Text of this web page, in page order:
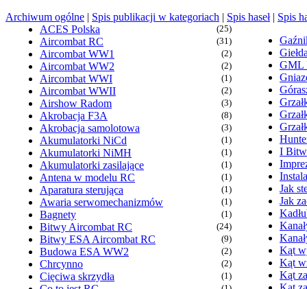
Archiwum ogólne | Spis publikacji w kategoriach | Spis haseł| Spis
ACES Polska
(25)
Aircombat RC (31)
Aircombat WW1 (2)
Aircombat WW2 (2)
Aircombat WWI (1)
Aircombat WWII (2)
Airshow Radom (3)
Akrobacja F3A (8)
Akrobacja samolotowa (3)
Akumulatorki NiCd (1)
Akumulatorki NiMH (1)
Akumulatorki zasilające (1)
Antena w modelu RC (1)
Aparatura sterująca (1)
Awaria serwomechanizmów (1)
Bagnety (1)
Bitwy Aircombat RC (24)
Bitwy ESA Aircombat RC (9)
Budowa ESA WW2 (2)
Chrcynno (2)
Cięciwa skrzydła (1)
GML
I
Jak
Jak
Kąt
Kąt
Kąt